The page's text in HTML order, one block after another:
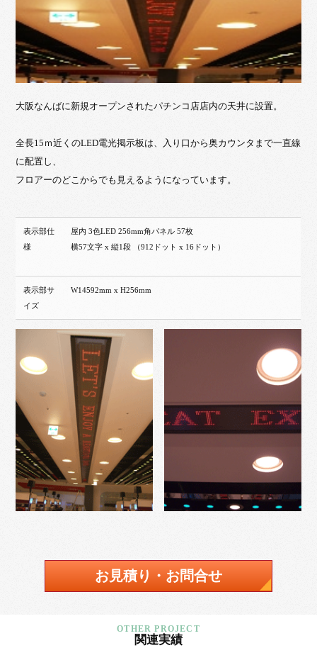
大阪なんばに新規オープンされたパチンコ店店内の天井に設置。
全長15ｍ近くのLED電光掲示板は、入り口から奥カウンタまで一直線
に配置し、
フロアーのどこからでも見えるようになっています。
表示部仕
様
屋内 3色LED 256mm角パネル 57枚
横57文字 x 縦1段 （912ドット x 16ドット）
表示部サ
イズ
W14592mm x H256mm
お見積り・お問合せ
関連実績